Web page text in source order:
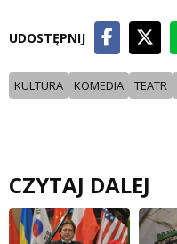
UDOSTĘPNIJ
KULTURA KOMEDIA TEATR
CZYTAJ DALEJ